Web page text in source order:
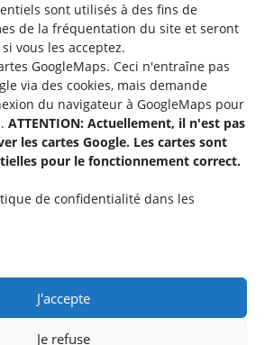
sont utilisés à des fins de
de la fréquentation du site et seront
vous les acceptez.
GoogleMaps. Ceci n'entraîne pas
via des cookies, mais demande
du navigateur à GoogleMaps pour
ATTENTION: Actuellement, il n'est pas
les cartes Google. Les cartes sont
pour le fonctionnement correct.
de confidentialité dans les
J'accepte
Je refuse
?
par rapport à une activité spécifique,
l’organisation respective.